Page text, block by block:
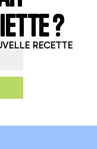
?
RECETTE